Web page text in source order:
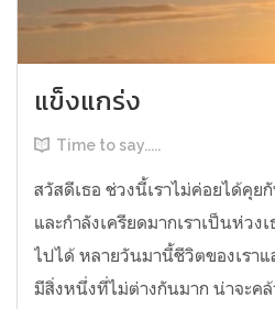
แข็งแกร่ง
Time to say.....
สวัสดีเธอ ช่วงนี้เราไม่ค่อยได้คุยกั
และกำลังเครียดมากเราเป็นห่วง
ไปได้ หลายวันมานี้ชีวิตของเราแ
มีสิ่งหนึ่งที่ไม่ต่างกันมาก น่าจะค